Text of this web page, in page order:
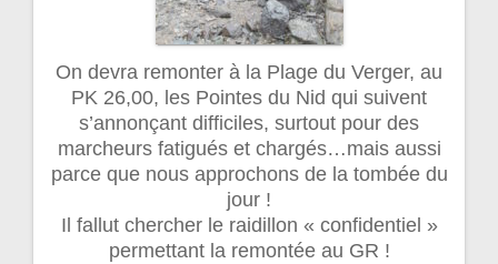
On devra remonter à la Plage du Verger, au
PK 26,00, les Pointes du Nid qui suivent
s’annonçant difficiles, surtout pour des
marcheurs fatigués et chargés…mais aussi
parce que nous approchons de la tombée du
jour !
Il fallut chercher le raidillon « confidentiel »
permettant la remontée au GR !